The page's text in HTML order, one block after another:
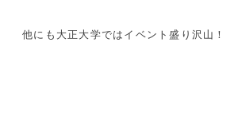
他にも大正大学ではイベント盛り沢山！